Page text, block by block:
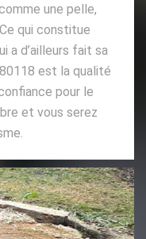
une pelle,
qui constitue
a d’ailleurs fait sa
est la qualité
pour le
et vous serez